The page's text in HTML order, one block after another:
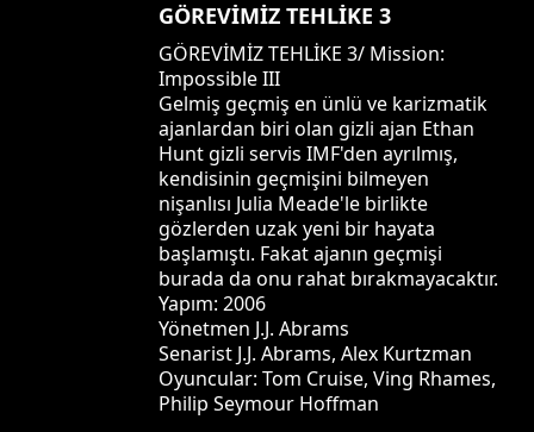
GÖREVİMİZ TEHLİKE 3
GÖREVİMİZ TEHLİKE 3/ Mission:
Impossible III
Gelmiş geçmiş en ünlü ve karizmatik
ajanlardan biri olan gizli ajan Ethan
Hunt gizli servis IMF'den ayrılmış,
kendisinin geçmişini bilmeyen
nişanlısı Julia Meade'le birlikte
gözlerden uzak yeni bir hayata
başlamıştı. Fakat ajanın geçmişi
burada da onu rahat bırakmayacaktır.
Yapım: 2006
Yönetmen J.J. Abrams
Senarist J.J. Abrams, Alex Kurtzman
Oyuncular: Tom Cruise, Ving Rhames,
Philip Seymour Hoffman